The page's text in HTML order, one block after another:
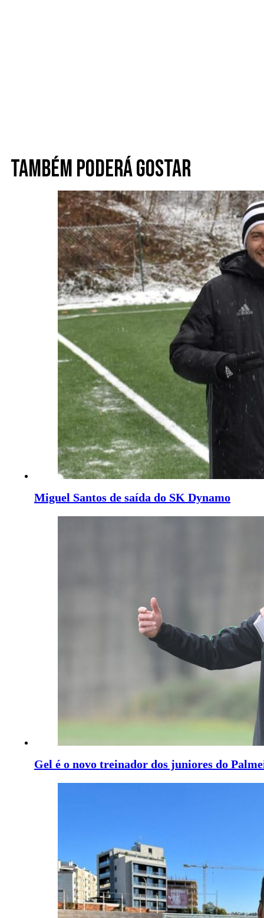
Também poderá gostar
Miguel Santos de saída do SK Dynamo
Gel é o novo treinador dos juniores do